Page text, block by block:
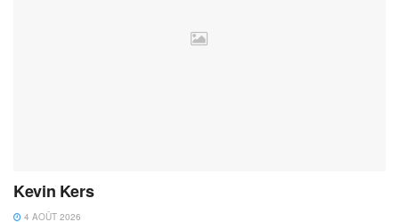
Kevin Kers
4 AOÛT 2026